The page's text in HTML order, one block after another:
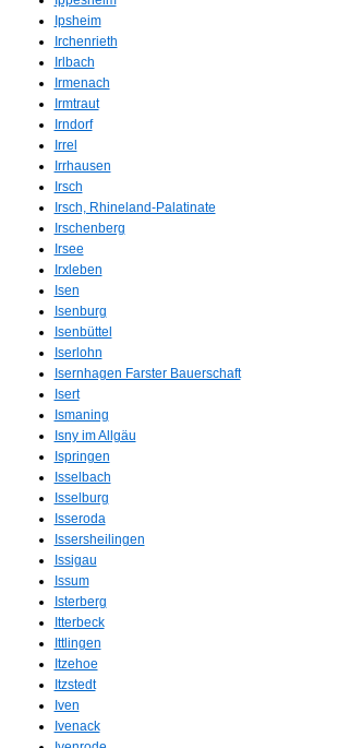
Ipsheim
Irchenrieth
Irlbach
Irmenach
Irmtraut
Irndorf
Irrel
Irrhausen
Irsch
Irsch, Rhineland-Palatinate
Irschenberg
Irsee
Irxleben
Isen
Isenburg
Isenbüttel
Iserlohn
Isernhagen Farster Bauerschaft
Isert
Ismaning
Isny im Allgäu
Ispringen
Isselbach
Isselburg
Isseroda
Issersheilingen
Issigau
Issum
Isterberg
Itterbeck
Ittlingen
Itzehoe
Itzstedt
Iven
Ivenack